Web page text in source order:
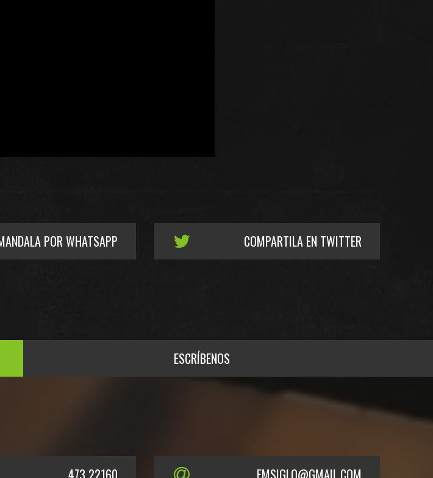
POR WHATSAPP COMPARTILA EN TWITTER
ESCRÍBENOS
473 22160 FMSIGLO@GMAIL.COM